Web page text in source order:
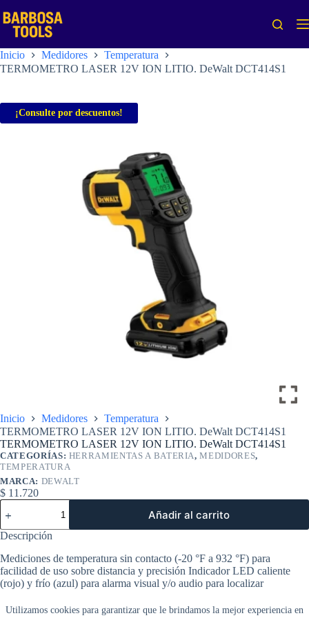
al
contenido
Utilizamos cookies para garantizar que le brindamos la mejor experiencia en
Inicio Medidores
Temperatura
TERMOMETRO LASER 12V ION LITIO. DeWalt DCT414S1
¡Consulte por descuentos!
Inicio Medidores
Temperatura
TERMOMETRO LASER 12V ION LITIO. DeWalt DCT414S1
TERMOMETRO LASER 12V ION LITIO. DeWalt DCT414S1
CATEGORÍAS: HERRAMIENTAS A BATERIA,MEDIDORES,
TEMPERATURA
MARCA: DEWALT
$ 11.720
TERMOMETRO
LASER
12V
ION
DeWalt
DCT414S1
cantidad
Añadir al carrito
Descripción
Mediciones de temperatura sin contacto (-20 °F a 932 °F) para
facilidad de uso sobre distancia y precisión Indicador LED caliente
(rojo) y frío (azul) para alarma visual y/o audio para localizar
la grabación de temperaturas máximas, mínimas y medias La